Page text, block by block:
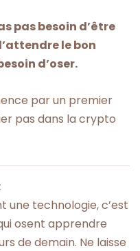
pas besoin d’être
le bon
d’oser.
par un premier
pas dans la crypto
une technologie, c’est
osent apprendre
de demain. Ne laisse